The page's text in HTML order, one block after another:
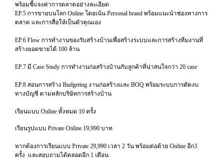
พร้อมชี้แจงค่าการตลาดอย่างละเอียด
EP.5 การขายบนโลก Online โดยเน้น Personal brand พร้อมแนะนำช่องทางการ
ตลาด และการสื่อให้เป็นตัวคุณเอง
EP.6 Flow การทำงานของรับสร้างบ้านเพื่อสร้างระบบและการสร้างทีมงานที่
สร้างยอดขายได้ 100 ล้าน
EP.7 มี Case Study การทำงานก่อสร้างบ้านกับลูกค้าที่น่าสนใจกว่า 20 case
EP.8 สอนการสร้าง Budgeting งานก่อสร้างและ BOQ พร้อมระบบการตัดงบ
ทางบัญชี ตามหลักบริษัทการสร้างบ้าน
เรียนแบบ Online ทั้งหมด 10 ครั้ง
เรียนรูปแบบ Private Online 19,990 บาท
หากต้องการเรียนแบบ Private 29,990 เวลา 2 วัน พร้อมต่อด้วย Online อีก3
ครั้ง และสอบถามได้ตลอดอีก 1 เดือน